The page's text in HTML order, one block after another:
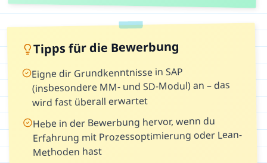
Tipps für die Bewerbung
Eigne dir Grundkenntnisse in SAP
(insbesondere MM- und SD-Modul) an – das
wird fast überall erwartet
Hebe in der Bewerbung hervor, wenn du
Erfahrung mit Prozessoptimierung oder Lean-
Methoden hast